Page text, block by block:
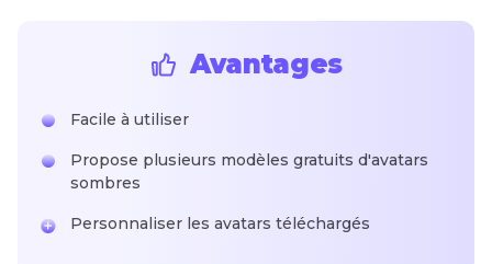
Avantages
Facile à utiliser
Propose plusieurs modèles gratuits d'avatars
sombres
Personnaliser les avatars téléchargés